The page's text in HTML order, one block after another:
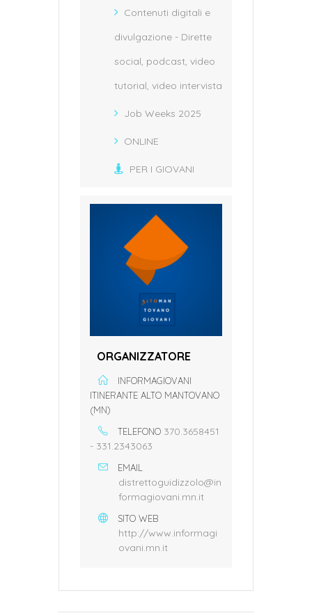
Contenuti digitali e
divulgazione - Dirette
social, podcast, video
tutorial, video intervista
Job Weeks 2025
ONLINE
PER I GIOVANI
ORGANIZZATORE
INFORMAGIOVANI
ITINERANTE ALTO MANTOVANO
(MN)
TELEFONO 370.3658451
- 331.2343063
EMAIL
distrettoguidizzolo@in
formagiovani.mn.it
SITO WEB
http://www.informagi
ovani.mn.it